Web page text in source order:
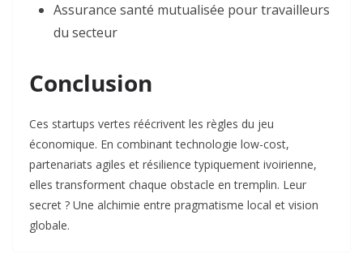
Assurance santé mutualisée pour travailleurs
du secteur
Conclusion
Ces startups vertes réécrivent les règles du jeu
économique. En combinant technologie low-cost,
partenariats agiles et résilience typiquement ivoirienne,
elles transforment chaque obstacle en tremplin. Leur
secret ? Une alchimie entre pragmatisme local et vision
globale.